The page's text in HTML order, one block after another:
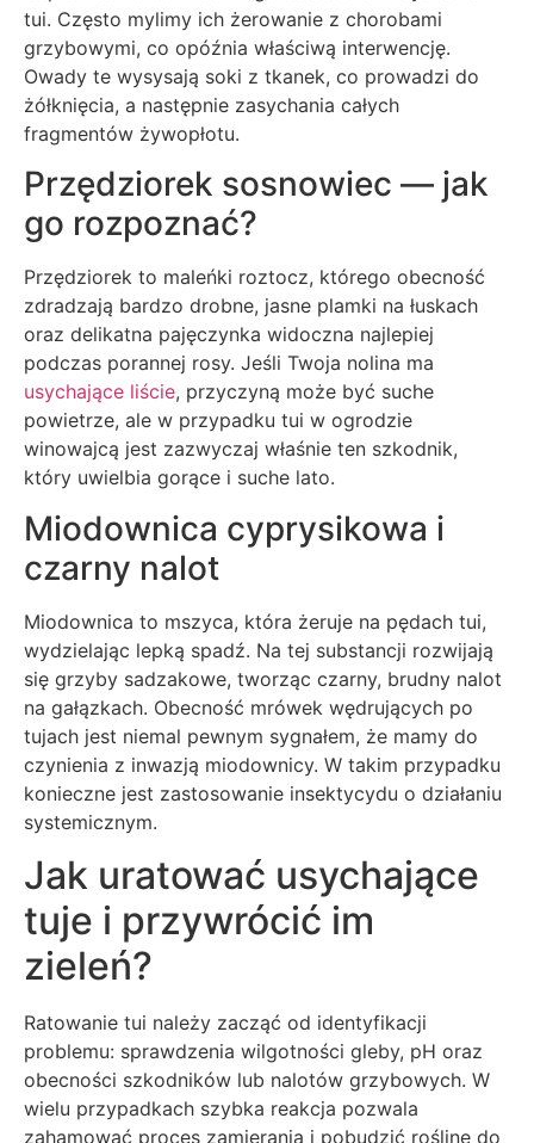
tui. Często mylimy ich żerowanie z chorobami
grzybowymi, co opóźnia właściwą interwencję.
Owady te wysysają soki z tkanek, co prowadzi do
żółknięcia, a następnie zasychania całych
fragmentów żywopłotu.
Przędziorek sosnowiec — jak
go rozpoznać?
Przędziorek to maleńki roztocz, którego obecność
zdradzają bardzo drobne, jasne plamki na łuskach
oraz delikatna pajęczynka widoczna najlepiej
podczas porannej rosy. Jeśli Twoja nolina ma
usychające liście, przyczyną może być suche
powietrze, ale w przypadku tui w ogrodzie
winowajcą jest zazwyczaj właśnie ten szkodnik,
który uwielbia gorące i suche lato.
Miodownica cyprysikowa i
czarny nalot
Miodownica to mszyca, która żeruje na pędach tui,
wydzielając lepką spadź. Na tej substancji rozwijają
się grzyby sadzakowe, tworząc czarny, brudny nalot
na gałązkach. Obecność mrówek wędrujących po
tujach jest niemal pewnym sygnałem, że mamy do
czynienia z inwazją miodownicy. W takim przypadku
konieczne jest zastosowanie insektycydu o działaniu
systemicznym.
Jak uratować usychające
tuje i przywrócić im
zieleń?
Ratowanie tui należy zacząć od identyfikacji
problemu: sprawdzenia wilgotności gleby, pH oraz
obecności szkodników lub nalotów grzybowych. W
wielu przypadkach szybka reakcja pozwala
zahamować proces zamierania i pobudzić roślinę do